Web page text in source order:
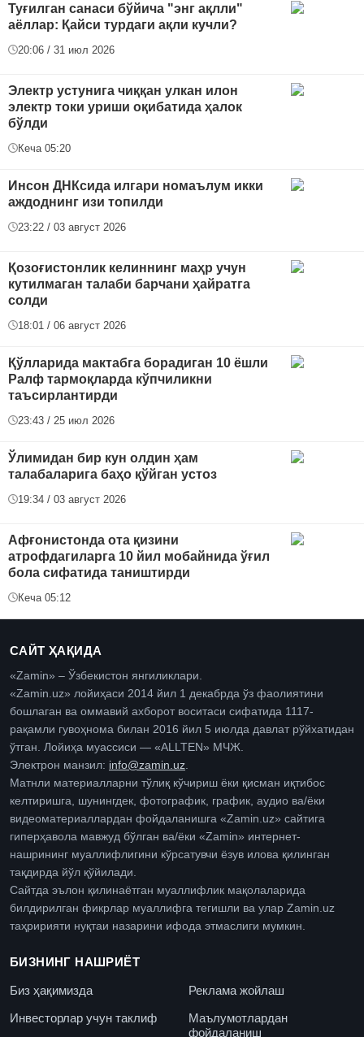
Туғилган санаси бўйича "энг ақлли"
аёллар: Қайси турдаги ақли кучли?
20:06 / 31 июл 2026
Электр устунига чиққан улкан илон
электр токи уриши оқибатида ҳалок
бўлди
Кеча 05:20
Инсон ДНКсида илгари номаълум икки
аждоднинг изи топилди
23:22 / 03 август 2026
Қозоғистонлик келиннинг маҳр учун
кутилмаган талаби барчани ҳайратга
солди
18:01 / 06 август 2026
Қўлларида мактабга борадиган 10 ёшли
Ралф тармоқларда кўпчиликни
таъсирлантирди
23:43 / 25 июл 2026
Ўлимидан бир кун олдин ҳам
талабаларига баҳо қўйган устоз
19:34 / 03 август 2026
Афғонистонда ота қизини
атрофдагиларга 10 йил мобайнида ўғил
бола сифатида таништирди
Кеча 05:12
САЙТ ҲАҚИДА
«Zamin» – Ўзбекистон янгиликлари.
«Zamin.uz» лойиҳаси 2014 йил 1 декабрда ўз фаолиятини
бошлаган ва оммавий ахборот воситаси сифатида 1117-
рақамли гувоҳнома билан 2016 йил 5 июлда давлат рўйхатидан
ўтган. Лойиҳа муассиси — «ALLTEN» МЧЖ.
Электрон манзил: info@zamin.uz
Матнли материалларни тўлиқ кўчириш ёки қисман иқтибос
келтиришга, шунингдек, фотографик, график, аудио ва/ёки
видеоматериаллардан фойдаланишга «Zamin.uz» сайтига
гиперҳавола мавжуд бўлган ва/ёки «Zamin» интернет-
нашрининг муаллифлигини кўрсатувчи ёзув илова қилинган
тақдирда йўл қўйилади.
Сайтда эълон қилинаётган муаллифлик мақолаларида
билдирилган фикрлар муаллифга тегишли ва улар Zamin.uz
таҳририяти нуқтаи назарини ифода этмаслиги мумкин.
БИЗНИНГ НАШРИЁТ
Биз ҳақимизда
Реклама жойлаш
Инвесторлар учун таклиф
Маълумотлардан
фойдаланиш